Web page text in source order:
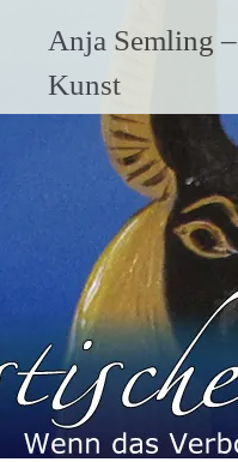
Inhalt
springen
Anja Semling –
Kunst